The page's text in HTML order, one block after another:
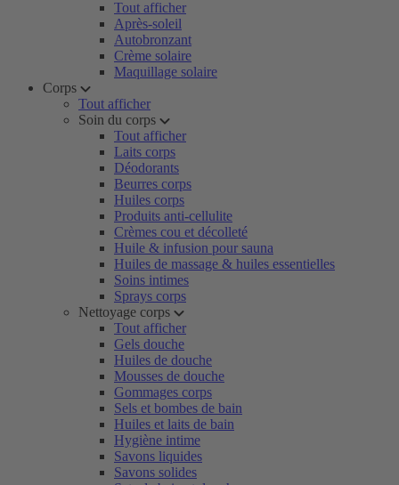
Tout afficher
Après-soleil
Autobronzant
Crème solaire
Maquillage solaire
Corps
Tout afficher
Soin du corps
Tout afficher
Laits corps
Déodorants
Beurres corps
Huiles corps
Produits anti-cellulite
Crèmes cou et décolleté
Huile & infusion pour sauna
Huiles de massage & huiles essentielles
Soins intimes
Sprays corps
Nettoyage corps
Tout afficher
Gels douche
Huiles de douche
Mousses de douche
Gommages corps
Sels et bombes de bain
Huiles et laits de bain
Hygiène intime
Savons liquides
Savons solides